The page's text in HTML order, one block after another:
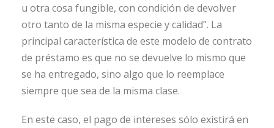
u otra cosa fungible, con condición de devolver
otro tanto de la misma especie y calidad”. La
principal característica de este modelo de contrato
de préstamo es que no se devuelve lo mismo que
se ha entregado, sino algo que lo reemplace
siempre que sea de la misma clase.
En este caso, el pago de intereses sólo existirá en